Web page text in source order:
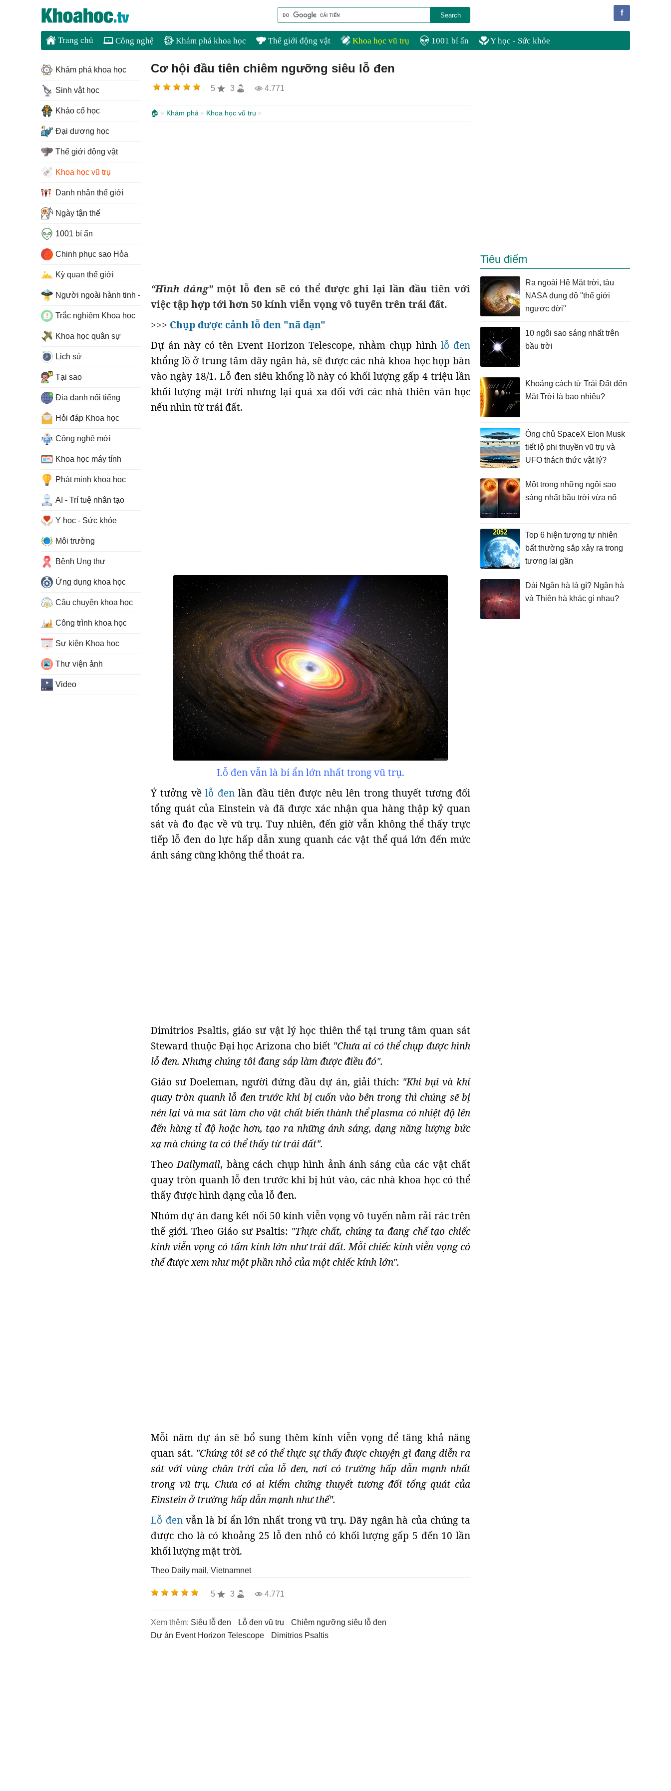
f
Trang chủ Công nghệ Khám phá khoa học Thế giới động vật Khoa học vũ trụ 1001 bí ẩn Y học - Sức khỏe
Cơ hội đầu tiên chiêm ngưỡng siêu lỗ đen
5 3 4.771
🏠 Khám phá Khoa học vũ trụ
“Hình dáng”một lỗ đen sẽ có thể được ghi lại lần đầu tiên với
việc tập hợp tới hơn 50 kính viễn vọng vô tuyến trên trái đất.
>>> Chụp được cảnh lỗ đen "nã đạn"
Dự án này có tên Event Horizon Telescope, nhằm chụp hình lỗ đen
khổng lồ ở trung tâm dãy ngân hà, sẽ được các nhà khoa học họp bàn
vào ngày 18/1. Lỗ đen siêu khổng lồ này có khối lượng gấp 4 triệu lần
khối lượng mặt trời nhưng lại quá xa đối với các nhà thiên văn học
nếu nhìn từ trái đất.
Lỗ đen vẫn là bí ẩn lớn nhất trong vũ trụ.
Ý tưởng vềlỗ đenlần đầu tiên được nêu lên trong thuyết tương đối
tổng quát của Einstein và đã được xác nhận qua hàng thập kỷ quan
sát và đo đạc về vũ trụ. Tuy nhiên, đến giờ vẫn không thể thấy trực
tiếp lỗ đen do lực hấp dẫn xung quanh các vật thể quá lớn đến mức
ánh sáng cũng không thể thoát ra.
Dimitrios Psaltis, giáo sư vật lý học thiên thể tại trung tâm quan sát
Steward thuộc Đại học Arizona cho biết "Chưa ai có thể chụp được hình
lỗ đen. Nhưng chúng tôi đang sắp làm được điều đó".
Giáo sư Doeleman, người đứng đầu dự án, giải thích: "Khi bụi và khí
quay tròn quanh lỗ đen trước khi bị cuốn vào bên trong thì chúng sẽ bị
nén lại và ma sát làm cho vật chất biến thành thể plasma có nhiệt độ lên
đến hàng tỉ độ hoặc hơn, tạo ra những ánh sáng, dạng năng lượng bức
xạ mà chúng ta có thể thấy từ trái đất".
TheoDailymail, bằng cách chụp hình ảnh ánh sáng của các vật chất
quay tròn quanh lỗ đen trước khi bị hút vào, các nhà khoa học có thể
thấy được hình dạng của lỗ đen.
Nhóm dự án đang kết nối 50 kính viễn vọng vô tuyến nằm rải rác trên
thế giới. Theo Giáo sư Psaltis: "Thực chất, chúng ta đang chế tạo chiếc
kính viễn vọng có tấm kính lớn như trái đất. Mỗi chiếc kính viễn vọng có
thể được xem như một phần nhỏ của một chiếc kính lớn".
Mỗi năm dự án sẽ bổ sung thêm kính viễn vọng để tăng khả năng
quan sát. "Chúng tôi sẽ có thể thực sự thấy được chuyện gì đang diễn ra
sát với vùng chân trời của lỗ đen, nơi có trường hấp dẫn mạnh nhất
trong vũ trụ. Chưa có ai kiểm chứng thuyết tương đối tổng quát của
Einstein ở trường hấp dẫn mạnh như thế".
Lỗ đenvẫn là bí ẩn lớn nhất trong vũ trụ. Dãy ngân hà của chúng ta
được cho là có khoảng 25 lỗ đen nhỏ có khối lượng gấp 5 đến 10 lần
khối lượng mặt trời.
Theo Daily mail, Vietnamnet
5 3 4.771
Xem thêm: siêu lỗ đen lỗ đen vũ trụ
chiêm ngưỡng siêu lỗ đen
dự án Event Horizon Telescope
Dimitrios Psaltis
Tiêu điểm
Ra ngoài Hệ Mặt trời, tàu
NASA đụng độ "thế giới
ngược đời"
10 ngôi sao sáng nhất trên
bầu trời
Khoảng cách từ Trái Đất đến
Mặt Trời là bao nhiêu?
Ông chủ SpaceX Elon Musk
tiết lộ phi thuyền vũ trụ và
UFO thách thức vật lý?
Một trong những ngôi sao
sáng nhất bầu trời vừa nổ
Top 6 hiện tượng tự nhiên
bất thường sắp xảy ra trong
tương lai gần
Dải Ngân hà là gì? Ngân hà
và Thiên hà khác gì nhau?
Khám phá khoa học
Sinh vật học
Khảo cổ học
Đại dương học
Thế giới động vật
Khoa học vũ trụ
Danh nhân thế giới
Ngày tận thế
1001 bí ẩn
Chinh phục sao Hỏa
Kỳ quan thế giới
Người ngoài hành tinh - UFO
Trắc nghiệm Khoa học
Khoa học quân sự
Lịch sử
Tại sao
Địa danh nổi tiếng
Hỏi đáp Khoa học
Công nghệ mới
Khoa học máy tính
Phát minh khoa học
AI - Trí tuệ nhân tạo
Y học - Sức khỏe
Môi trường
Bệnh Ung thư
Ứng dụng khoa học
Câu chuyện khoa học
Công trình khoa học
Sự kiện Khoa học
Thư viện ảnh
Video